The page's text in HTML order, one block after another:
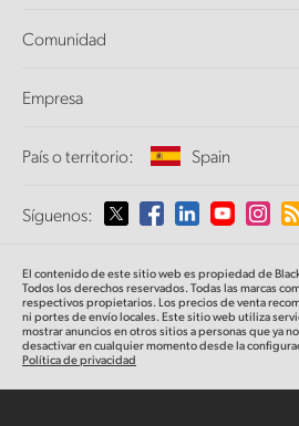
Ultimatte
Captura y reproducción
Conversión de formatos
Supervisión
Almacenamiento en redes
Direccionamiento y distribución
Transmisión y codificación
Centro de soporte técnico
Comunidad
Empresa
Perfil empresarial
Medios
País o territorio: Spain
Selecciona un país o territorio
Australia
Austria
Síguenos:
El contenido de este sitio web es propiedad de
Todos los derechos reservados. Todas las marcas
respectivos propietarios. Los precios de venta
ni portes de envío locales. Este sitio web utiliza
mostrar anuncios en otros sitios a personas que ya
desactivar en cualquier momento desde la
Política de privacidad